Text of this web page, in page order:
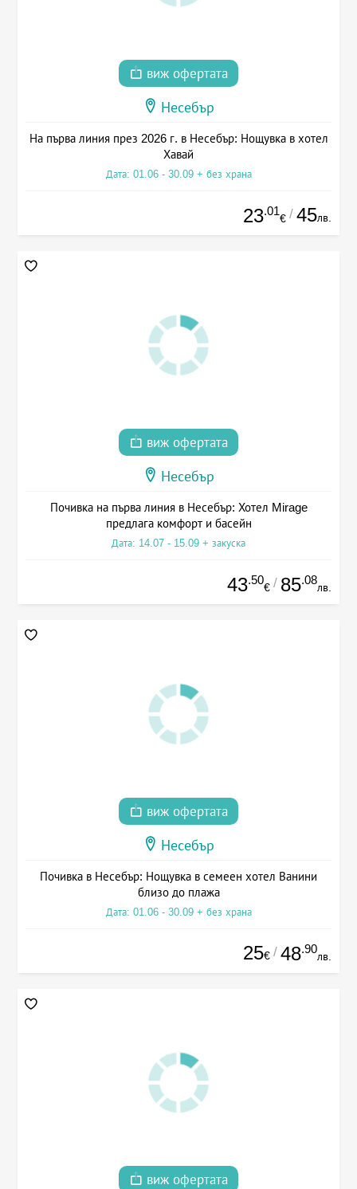
виж офертата
Несебър
На първа линия през 2026 г. в Несебър: Нощувка в хотел
Хавай
Дата: 01.06 - 30.09 + без храна
23.01
€ / 45лв.
виж офертата
Несебър
Почивка на първа линия в Несебър: Хотел Mirage
предлага комфорт и басейн
Дата: 14.07 - 15.09 + закуска
43.50
€ / 85.08
лв.
виж офертата
Несебър
Почивка в Несебър: Нощувка в семеен хотел Ванини
близо до плажа
Дата: 01.06 - 30.09 + без храна
25€ / 48.90
лв.
виж офертата